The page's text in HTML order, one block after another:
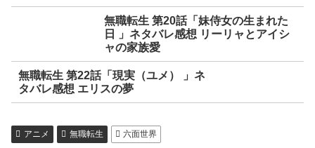
無職転生 第20話「妹侍女の生まれた
日 」ネタバレ感想 リーリャとアイシ
ャの家族愛
無職転生 第22話「現実（ユメ） 」ネ
タバレ感想 エリスの夢
アニメ 無職転生 六面世界